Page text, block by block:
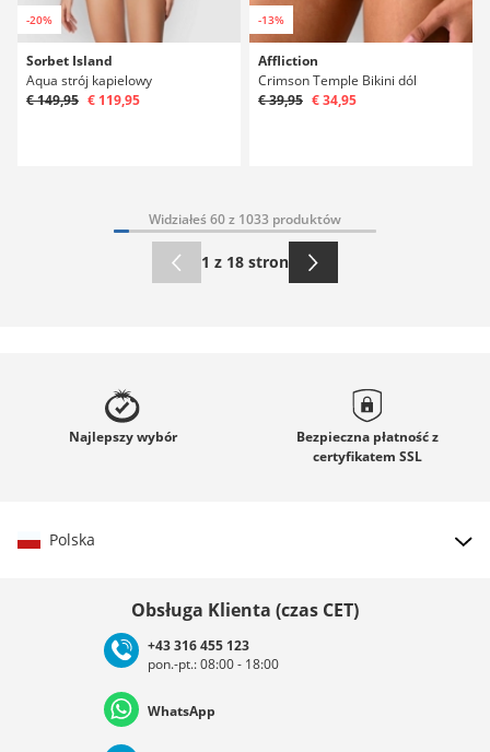
-20%
Sorbet Island
Aqua strój kapielowy
€ 149,95 € 119,95
-13%
Affliction
Crimson Temple Bikini dól
€ 39,95 € 34,95
Widziałeś 60 z 1033 produktów
1 z 18 stron
Najlepszywybór
Bezpieczna płatność z
certyfikatem SSL
Polska
Deutschland Österreich
Obsługa Klienta (czas CET)
+43 316 455 123
pon.-pt.: 08:00 - 18:00
WhatsApp